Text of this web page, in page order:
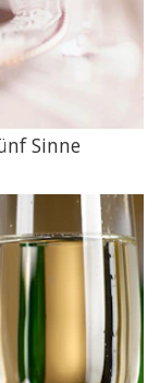
Sinne